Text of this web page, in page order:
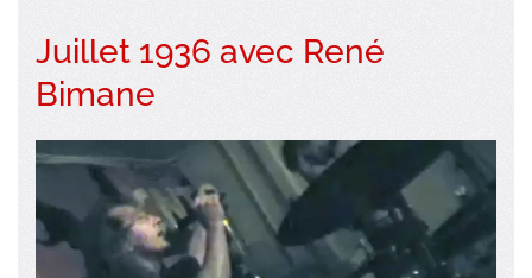
Juillet 1936 avec René
Bimane